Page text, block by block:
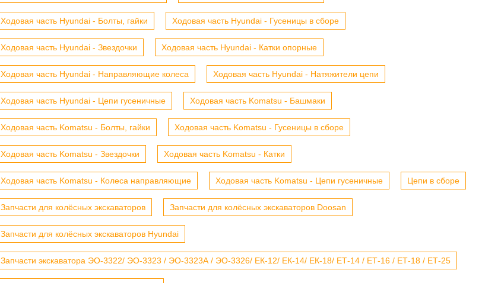
Ходовая часть Hyundai - Болты, гайки Ходовая часть Hyundai - Гусеницы в сборе
Ходовая часть Hyundai - Звездочки Ходовая часть Hyundai - Катки опорные
Ходовая часть Hyundai - Направляющие колеса Ходовая часть Hyundai - Натяжители цепи
Ходовая часть Hyundai - Цепи гусеничные Ходовая часть Komatsu - Башмаки
Ходовая часть Komatsu - Болты, гайки Ходовая часть Komatsu - Гусеницы в сборе
Ходовая часть Komatsu - Звездочки Ходовая часть Komatsu - Катки
Ходовая часть Komatsu - Колеса направляющие Ходовая часть Komatsu - Цепи гусеничные Цепи в сборе
Запчасти для колёсных экскаваторов Запчасти для колёсных экскаваторов Doosan
Запчасти для колёсных экскаваторов Hyundai
Запчасти экскаватора ЭО-3322/ ЭО-3323 / ЭО-3323А / ЭО-3326/ ЕК-12/ ЕК-14/ ЕК-18/ ЕТ-14 / ЕТ-16 / ЕТ-18 / ЕТ-25